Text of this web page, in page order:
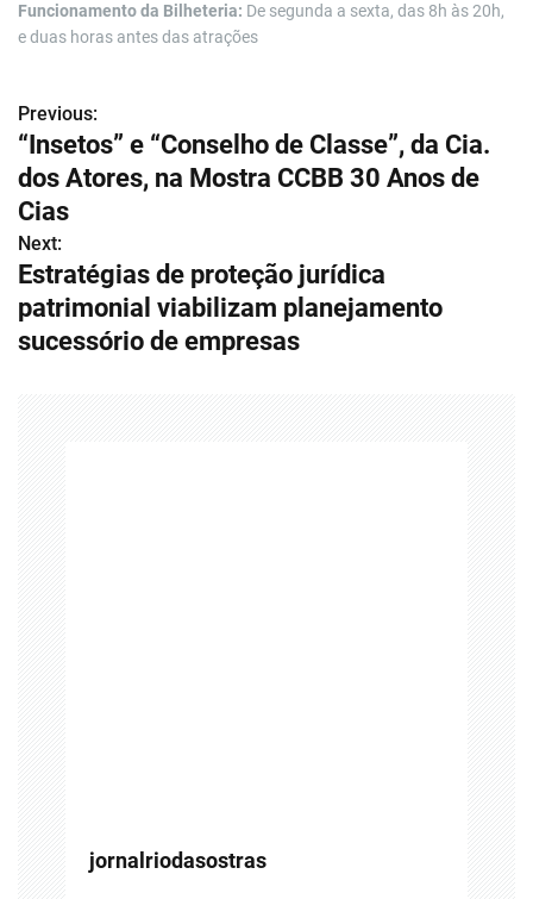
Funcionamento da Bilheteria: De segunda a sexta, das 8h às 20h,
e duas horas antes das atrações
N
a
v
e
g
a
Previous:
“Insetos” e “Conselho de Classe”, da Cia.
dos Atores, na Mostra CCBB 30 Anos de
Cias
Next:
Estratégias de proteção jurídica
patrimonial viabilizam planejamento
sucessório de empresas
jornalriodasostras